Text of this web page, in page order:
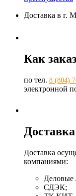
Доставка в г.
Как
по тел. 8 (804)
электронной
Доставка
компаниями:
СДЭК;